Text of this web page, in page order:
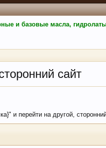
и базовые масла,
сайт
и перейти на другой,